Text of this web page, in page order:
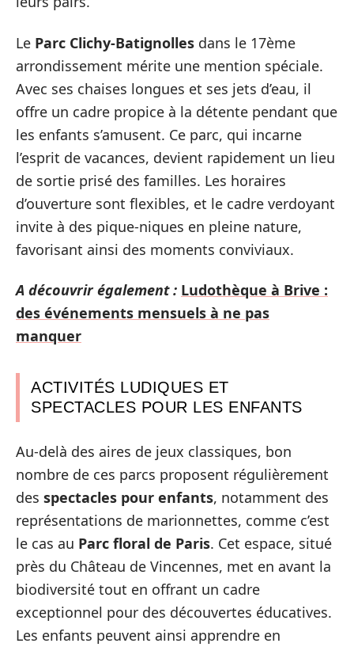
Le Parc Clichy-Batignolles dans le 17ème
arrondissement mérite une mention spéciale.
Avec ses chaises longues et ses jets d’eau, il
offre un cadre propice à la détente pendant que
les enfants s’amusent. Ce parc, qui incarne
l’esprit de vacances, devient rapidement un lieu
de sortie prisé des familles. Les horaires
d’ouverture sont flexibles, et le cadre verdoyant
invite à des pique-niques en pleine nature,
favorisant ainsi des moments conviviaux.
A découvrir également : Ludothèque à Brive :
des événements mensuels à ne pas
manquer
ACTIVITÉS LUDIQUES ET
SPECTACLES POUR LES ENFANTS
Au-delà des aires de jeux classiques, bon
nombre de ces parcs proposent régulièrement
des spectacles pour enfants, notamment des
représentations de marionnettes, comme c’est
le cas au Parc floral de Paris. Cet espace, situé
près du Château de Vincennes, met en avant la
biodiversité tout en offrant un cadre
exceptionnel pour des découvertes éducatives.
Les enfants peuvent ainsi apprendre en